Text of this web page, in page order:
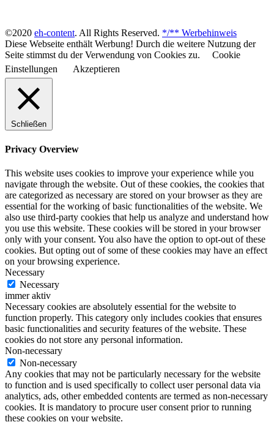
©2020 eh-content. All Rights Reserved. */** Werbehinweis
Diese Webseite enthält Werbung! Durch die weitere Nutzung der
Seite stimmst du der Verwendung von Cookies zu.
Cookie
Einstellungen
Akzeptieren
Schließen
Privacy Overview
This website uses cookies to improve your experience while you
navigate through the website. Out of these cookies, the cookies that
are categorized as necessary are stored on your browser as they are
essential for the working of basic functionalities of the website. We
also use third-party cookies that help us analyze and understand how
you use this website. These cookies will be stored in your browser
only with your consent. You also have the option to opt-out of these
cookies. But opting out of some of these cookies may have an effect
on your browsing experience.
Necessary
Necessary
immer aktiv
Necessary cookies are absolutely essential for the website to
function properly. This category only includes cookies that ensures
basic functionalities and security features of the website. These
cookies do not store any personal information.
Non-necessary
Non-necessary
Any cookies that may not be particularly necessary for the website
to function and is used specifically to collect user personal data via
analytics, ads, other embedded contents are termed as non-necessary
cookies. It is mandatory to procure user consent prior to running
these cookies on your website.